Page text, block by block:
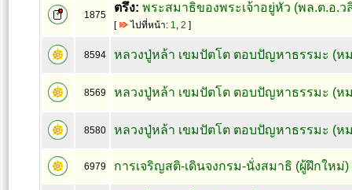
1875
ตรึง: พระสมาธิของพระเจ้าอยู่หัว (พล.ต.อ.
[ ไปที่หน้า: 1, 2 ]
8594 หลวงปู่หล้า เขมปัตโต ตอบปัญหาธรรมะ (ห
8569 หลวงปู่หล้า เขมปัตโต ตอบปัญหาธรรมะ (ห
8580 หลวงปู่หล้า เขมปัตโต ตอบปัญหาธรรมะ (ห
6979 การเจริญสติ-เดินจงกรม-นั่งสมาธิ (ผู้ฝึกใหม่